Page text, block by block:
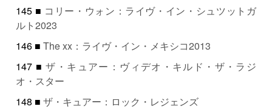
145 ■ コリー・ウォン：ライヴ・イン・シュツットガ
ルト2023
146 ■The xx：ライヴ・イン・メキシコ2013
147 ■ザ・キュアー：ヴィデオ・キルド・ザ・ラジ
オ・スター
148 ■ザ・キュアー：ロック・レジェンズ